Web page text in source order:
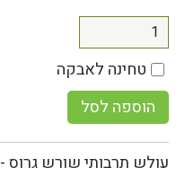
טחינה לאבקה
הוספה לסל
עולש תרבותי שורש גרוס - 250 גר